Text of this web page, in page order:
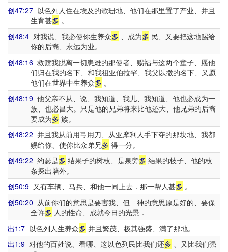
创47:27 以色列人住在埃及的歌珊地、他们在那里置了产业、并且
生育甚多 。
创48:4 对我说、我必使你生养众多 、成为多 民、又要把这地赐给
你的后裔、永远为业。
创48:16 救赎我脱离一切患难的那使者、赐福与这两个童子、愿他
们归在我的名下、和我祖亚伯拉罕、我父以撒的名下、又愿
他们在世界中生养众多 。
创48:19 他父亲不从、说、我知道、我儿、我知道、他也必成为一
族、也必昌大。只是他的兄弟将来比他还大、他兄弟的后裔
要成为多 族。
创48:22 并且我从前用弓用刀、从亚摩利人手下夺的那块地、我都
赐给你、使你比众弟兄多 得一分。
创49:22 约瑟是多 结果子的树枝、是泉旁多 结果的枝子、他的枝
条探出墙外。
创50:9 又有车辆、马兵、和他一同上去．那一帮人甚多 。
创50:20 从前你们的意思是要害我、但 神的意思原是好的、要保
全许多 人的性命、成就今日的光景．
出1:7 以色列人生养众多 并且繁茂、极其强盛、满了那地。
出1:9 对他的百姓说、看哪、这以色列民比我们还多 、又比我们强